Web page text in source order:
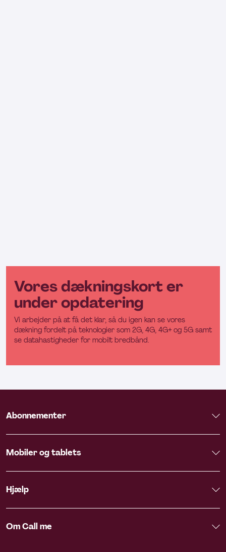
Vores dækningskort er
under opdatering
Vi arbejder på at få det klar, så du igen kan se vores
dækning fordelt på teknologier som 2G, 4G, 4G+ og 5G samt
se datahastigheder for mobilt bredbånd.
Abonnementer
Mobiler og tablets
Hjælp
Om Call me